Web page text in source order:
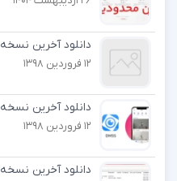
دانلود آخرین نسخه XMEye
12 فروردین 1398
دانلود آخرین نسخه DMSS
12 فروردین 1398
دانلود آخرین نسخه Wireless Network Watcher